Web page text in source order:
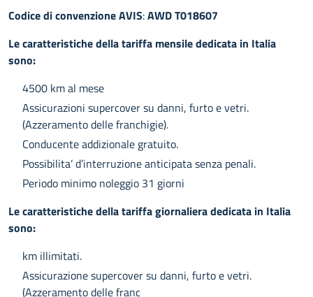
Codice di convenzioneAVIS:AWD T018607
Le caratteristiche della tariffa mensile dedicata in Italia
sono:
4500 km al mese
Assicurazioni supercover su danni, furto e vetri.
(Azzeramento delle franchigie).
Conducente addizionale gratuito.
Possibilita’ d’interruzione anticipata senza penali.
Periodo minimo noleggio 31 giorni
Le caratteristiche della tariffa giornaliera dedicata in Italia
sono:
km illimitati.
Assicurazione supercover su danni, furto e vetri.
(Azzeramento delle franc